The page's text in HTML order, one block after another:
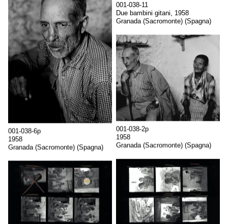
001-038-11
Due bambini gitani, 1958
Granada (Sacromonte) (Spagna)
001-038-6p
1958
Granada (Sacromonte) (Spagna)
001-038-2p
1958
Granada (Sacromonte) (Spagna)